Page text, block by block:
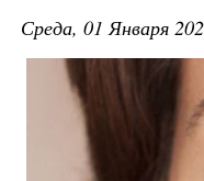
Среда, 01 Января